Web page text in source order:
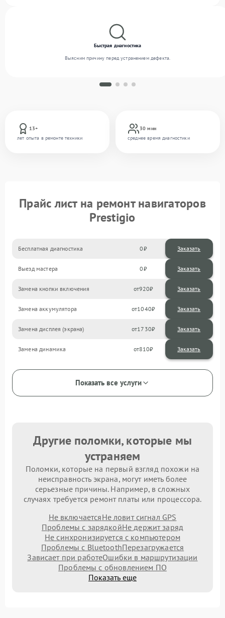
13+
лет опыта в ремонте техники
30 мин
среднее время диагностики
Быстрая диагностика
Выясним причину перед устранением дефекта.
Прайс лист на ремонт навигаторов
Prestigio
Бесплатная диагностика 0 Заказать
Выезд мастера 0 Заказать
Замена кнопки включения 920
Замена аккумулятора 1040
Замена дисплея (экрана) 1730
Замена динамика 810
Показать все услуги
Другие поломки, которые мы
устраняем
Поломки, которые на первый взгляд похожи на
неисправность экрана, могут иметь более
серьезные причины. Например, в сложных
случаях требуется ремонт платы или процессора.
Не включаетсяНе ловит сигнал GPS
Проблемы с зарядкойНе держит заряд
Не синхронизируется с компьютером
Проблемы с BluetoothПерезагружается
Зависает при работеОшибки в маршрутизации
Проблемы с обновлением ПО
Показать еще